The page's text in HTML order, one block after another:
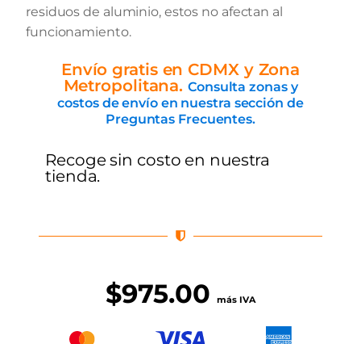
residuos de aluminio, estos no afectan al
funcionamiento.
Envío gratis en CDMX y Zona
Metropolitana.Consulta zonas y
costos de envío en nuestra sección de
Preguntas Frecuentes.
Recoge sin costo en nuestra
tienda.
$975.00 más IVA